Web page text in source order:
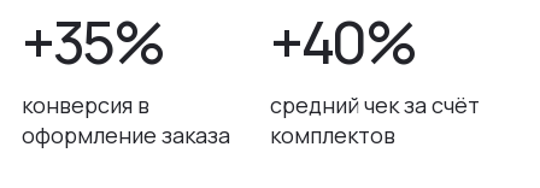
+35%
конверсия в
оформление заказа
+40%
средний чек за счёт
комплектов